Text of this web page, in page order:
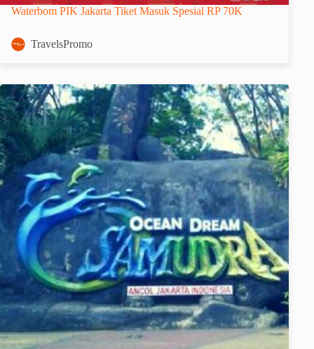
Waterbom PIK Jakarta Tiket Masuk Spesial RP 70K
TravelsPromo